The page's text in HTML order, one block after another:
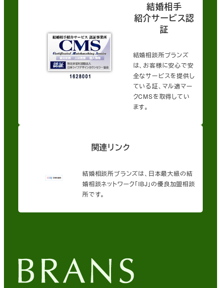
結婚相手
紹介サービス認
証
結婚相談所ブランズ
は、お客様に安心で安
全なサービスを提供し
ている証、マル適マー
クCMSを取得してい
ます。
関連リンク
結婚相談所ブランズは、日本最大級の結
婚相談ネットワーク「IBJ」の優良加盟相談
所です。